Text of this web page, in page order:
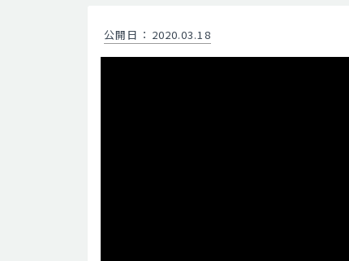
公開日 ： 2020.03.18